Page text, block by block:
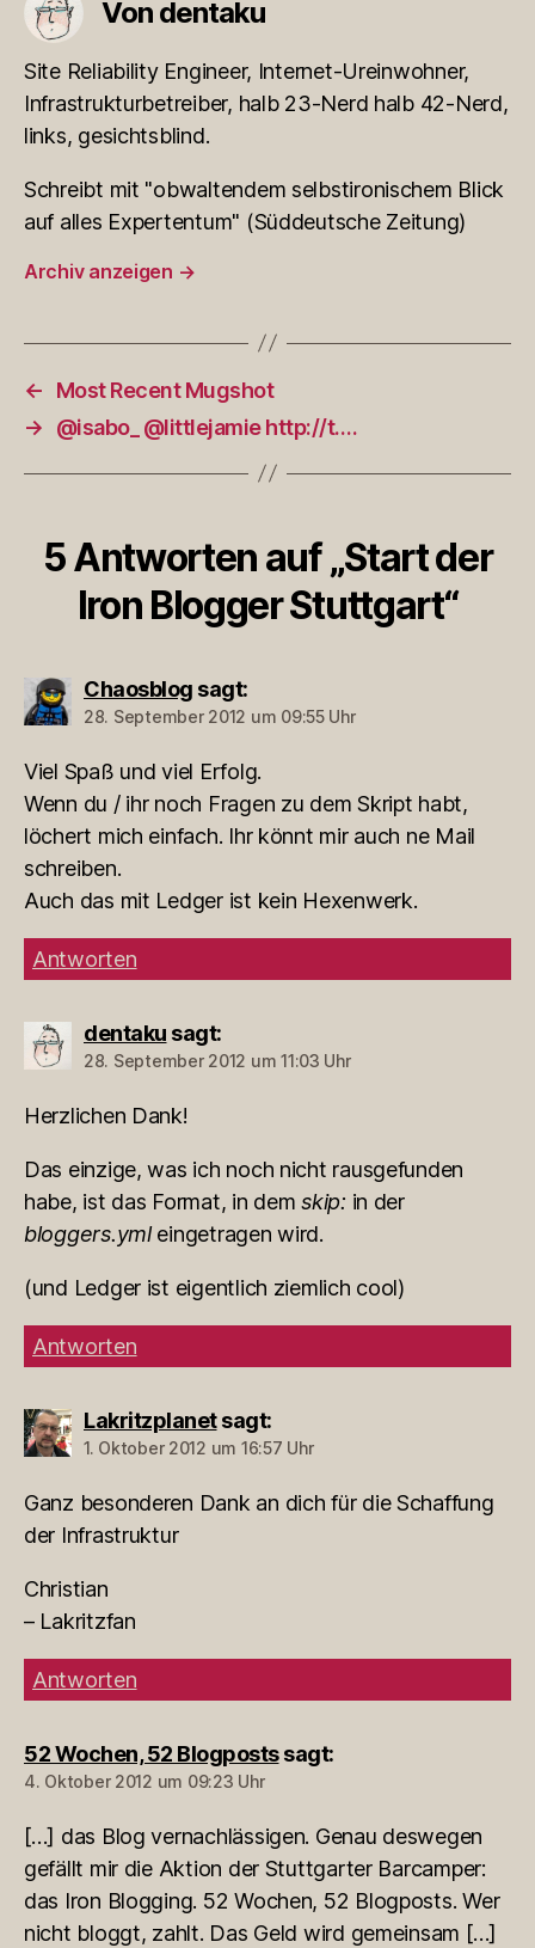
Von dentaku
Site Reliability Engineer, Internet-Ureinwohner,
Infrastrukturbetreiber, halb 23-Nerd halb 42-Nerd,
links, gesichtsblind.
Schreibt mit "obwaltendem selbstironischem Blick
auf alles Expertentum" (Süddeutsche Zeitung)
Archiv anzeigen →
←
Most Recent Mugshot
→
@isabo_ @littlejamie http://t….
5 Antworten auf „Start der
Iron Blogger Stuttgart“
Chaosblog sagt:
28. September 2012 um 09:55 Uhr
Viel Spaß und viel Erfolg.
Wenn du / ihr noch Fragen zu dem Skript habt,
löchert mich einfach. Ihr könnt mir auch ne Mail
schreiben.
Auch das mit Ledger ist kein Hexenwerk.
Antworten
dentaku sagt:
28. September 2012 um 11:03 Uhr
Herzlichen Dank!
Das einzige, was ich noch nicht rausgefunden
habe, ist das Format, in demskip: in der
bloggers.ymleingetragen wird.
(und Ledger ist eigentlich ziemlich cool)
Antworten
Lakritzplanet sagt:
1. Oktober 2012 um 16:57 Uhr
Ganz besonderen Dank an dich für die Schaffung
der Infrastruktur
Christian
– Lakritzfan
Antworten
52 Wochen, 52 Blogposts sagt:
4. Oktober 2012 um 09:23 Uhr
[…] das Blog vernachlässigen. Genau deswegen
gefällt mir die Aktion der Stuttgarter Barcamper:
das Iron Blogging. 52 Wochen, 52 Blogposts. Wer
nicht bloggt, zahlt. Das Geld wird gemeinsam […]